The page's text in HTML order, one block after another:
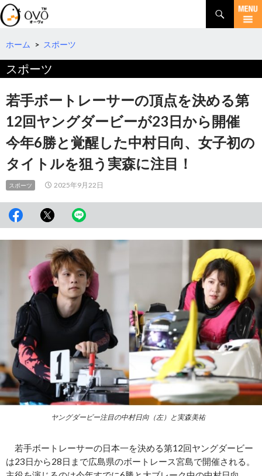
検
索
コ
テ
へ
移
動
ホーム > スポーツ
スポーツ
若手ボートレーサーの頂点を決める第
12回ヤングダービーが23日から開催
今年6勝と覚醒した中村日向、女子初の
タイトルを狙う実森に注目！
スポーツ 2025年9月22日
ヤングダービー注目の中村日向（左）と実森美祐
若手ボートレーサーの日本一を決める第12回ヤングダービー
は23日から28日まで広島県のボートレース宮島で開催される。